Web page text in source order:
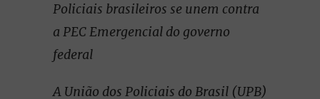
Policiais brasileiros se unem contra
a PEC Emergencial do governo
federal
A União dos Policiais do Brasil (UPB)